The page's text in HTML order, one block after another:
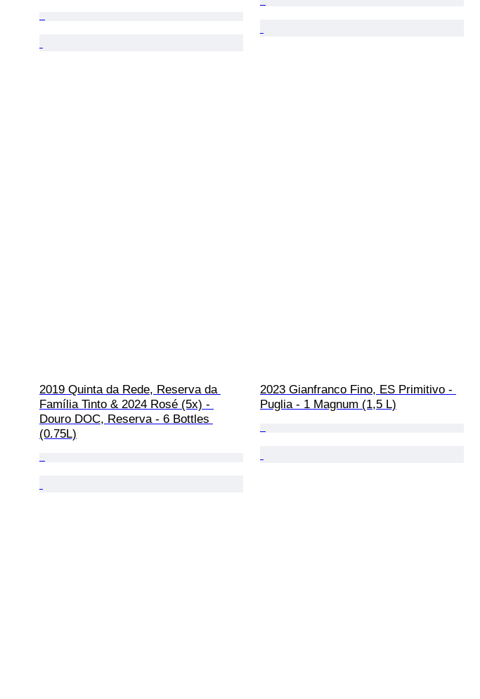
2019 Quinta da Rede, Reserva da
Família Tinto & 2024 Rosé (5x) -
Douro DOC, Reserva - 6 Bottles
(0.75L)
2023 Gianfranco Fino, ES Primitivo -
Puglia - 1 Magnum (1,5 L)